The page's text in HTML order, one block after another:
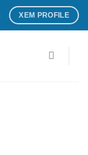
XEM PROFILE